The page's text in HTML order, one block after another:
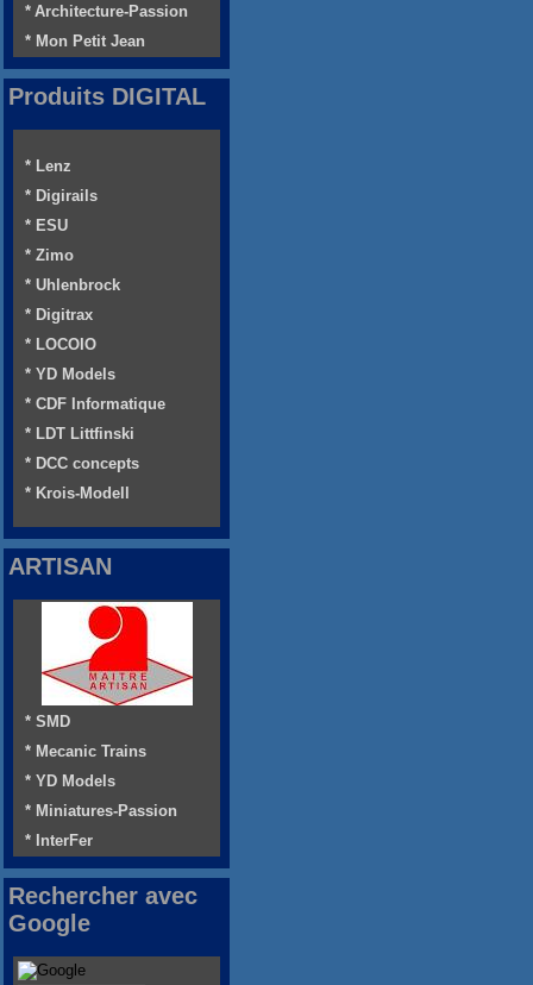
* Architecture-Passion
* Mon Petit Jean
Produits DIGITAL
* Lenz
* Digirails
* ESU
* Zimo
* Uhlenbrock
* Digitrax
* LOCOIO
* YD Models
* CDF Informatique
* LDT Littfinski
* DCC concepts
* Krois-Modell
ARTISAN
* SMD
* Mecanic Trains
* YD Models
* Miniatures-Passion
* InterFer
Rechercher avec
Google